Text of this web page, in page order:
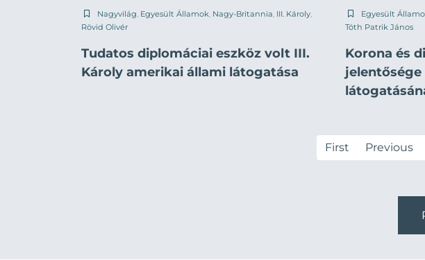
Nagyvilág Egyesült Államok Nagy-Britannia III. Károly
Rövid Olivér
Tudatos diplomáciai eszköz volt III.
Károly amerikai állami látogatása
Egyesült
Tóth Patrik János
Korona és
First Previous